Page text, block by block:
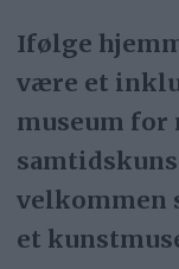
Ifølge
være et
museum for
velkommen
et